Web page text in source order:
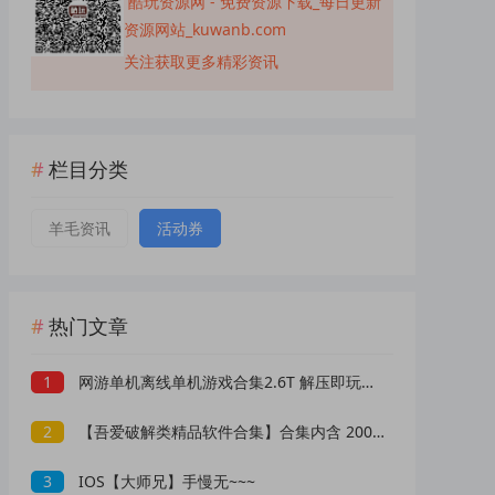
资源网站_kuwanb.com
关注获取更多精彩资讯
栏目分类
羊毛资讯 活动券
热门文章
1 网游单机离线单机游戏合集2.6T 解压即玩 网盘下载 一键端免安装免配置
2 【吾爱破解类精品软件合集】合集内含 2000 +实用工具 【1.5GB】
3 IOS【大师兄】手慢无~~~